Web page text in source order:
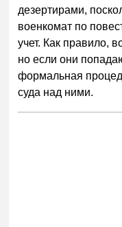
дезертирами,
военкомат по
учет. Как правило,
но если они
формальная
суда над ними.